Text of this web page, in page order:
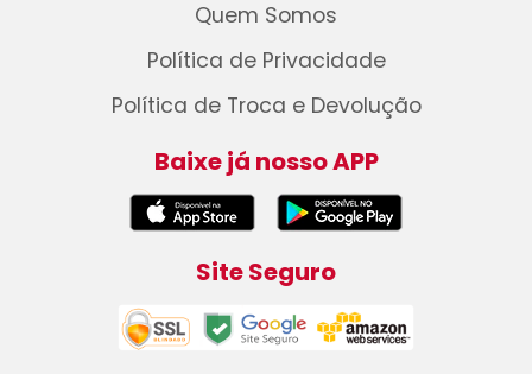
Quem Somos
Política de Privacidade
Política de Troca e Devolução
Baixe já nosso APP
Site Seguro